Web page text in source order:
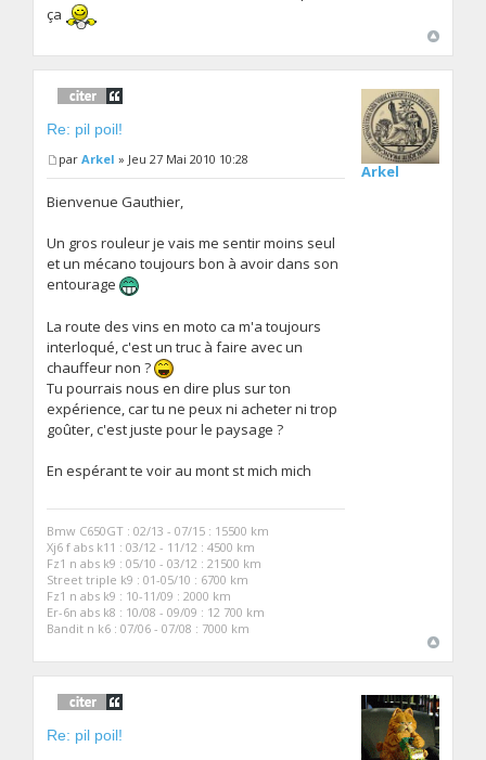
ça
Re: pil poil!
parArkel » Jeu 27 Mai 2010 10:28
Bienvenue Gauthier,
Un gros rouleur je vais me sentir moins seul
et un mécano toujours bon à avoir dans son
entourage
La route des vins en moto ca m'a toujours
interloqué, c'est un truc à faire avec un
chauffeur non ?
Tu pourrais nous en dire plus sur ton
expérience, car tu ne peux ni acheter ni trop
goûter, c'est juste pour le paysage ?
En espérant te voir au mont st mich mich
Bmw C650GT : 02/13 - 07/15 : 15500 km
Xj6 f abs k11 : 03/12 - 11/12 : 4500 km
Fz1 n abs k9 : 05/10 - 03/12 : 21500 km
Street triple k9 : 01-05/10 : 6700 km
Fz1 n abs k9 : 10-11/09 : 2000 km
Er-6n abs k8 : 10/08 - 09/09 : 12 700 km
Bandit n k6 : 07/06 - 07/08 : 7000 km
Arkel
Re: pil poil!